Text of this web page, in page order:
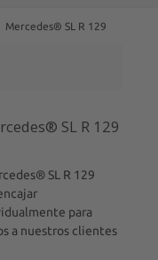
Mercedes® SL R 129
SL R 129
SL R 129
para
a nuestros clientes